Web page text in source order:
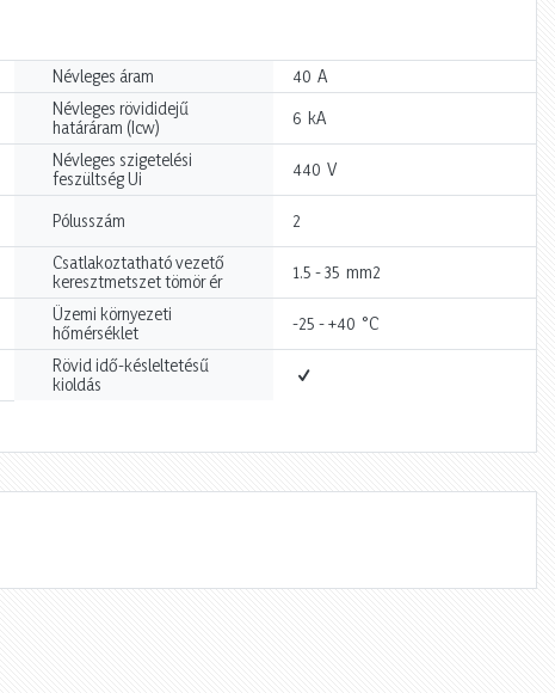
Névleges áram 40 A
Névleges rövididejű
határáram (Icw)
6 kA
Névleges szigetelési
feszültség Ui
440 V
Pólusszám 2
Csatlakoztatható vezető
keresztmetszet tömör ér
1.5 - 35 mm2
Üzemi környezeti
hőmérséklet
-25 - +40 °C
Rövid idő-késleltetésű
kioldás